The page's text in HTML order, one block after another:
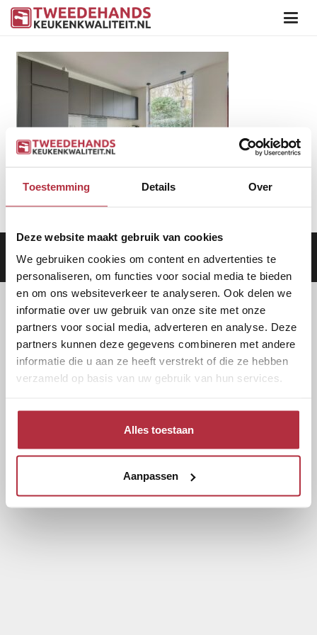
Toestemming Details Over
Deze website maakt gebruik van cookies
We gebruiken cookies om content en advertenties te
personaliseren, om functies voor social media te bieden
en om ons websiteverkeer te analyseren. Ook delen we
informatie over uw gebruik van onze site met onze
partners voor social media, adverteren en analyse. Deze
partners kunnen deze gegevens combineren met andere
informatie die u aan ze heeft verstrekt of die ze hebben
verzameld op basis van uw gebruik van hun services.
Alles toestaan
Aanpassen
Aanbod|Keukens|Levering|Garantie|Privacy Beleid